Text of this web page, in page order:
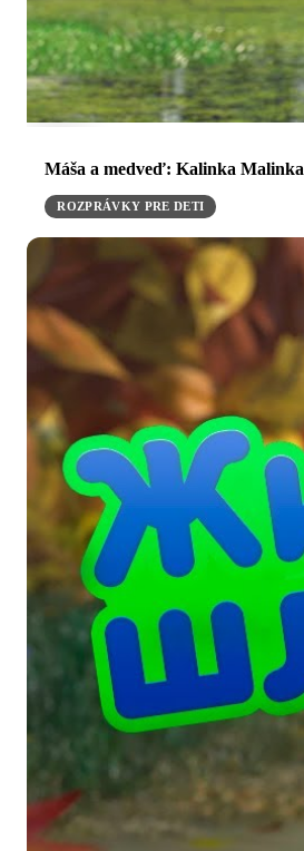
Máša a medveď: Kalinka Malinka
ROZPRÁVKY PRE DETI